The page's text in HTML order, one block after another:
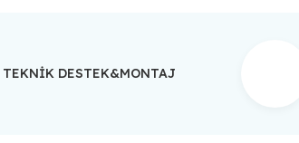
TEKNİK DESTEK&MONTAJ